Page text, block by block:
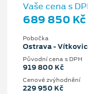
Vaše cena s
689 850 Kč
Pobočka
Ostrava -
Původní cena s DPH
919 800 Kč
Cenové zvýhodnění
229 950 Kč